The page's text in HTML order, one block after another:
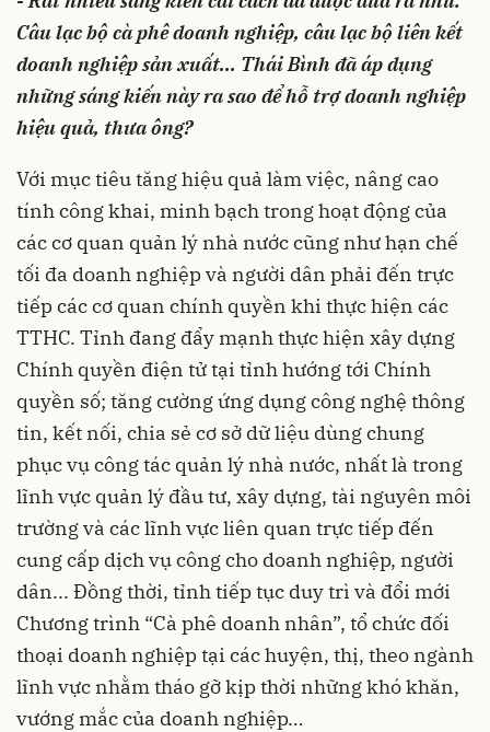
Câu lạc bộ cà phê doanh nghiệp, câu lạc bộ liên kết
doanh nghiệp sản xuất... Thái Bình đã áp dụng
những sáng kiến này ra sao để hỗ trợ doanh nghiệp
hiệu quả, thưa ông?
Với mục tiêu tăng hiệu quả làm việc, nâng cao
tính công khai, minh bạch trong hoạt động của
các cơ quan quản lý nhà nước cũng như hạn chế
tối đa doanh nghiệp và người dân phải đến trực
tiếp các cơ quan chính quyền khi thực hiện các
TTHC. Tỉnh đang đẩy mạnh thực hiện xây dựng
Chính quyền điện tử tại tỉnh hướng tới Chính
quyền số; tăng cường ứng dụng công nghệ thông
tin, kết nối, chia sẻ cơ sở dữ liệu dùng chung
phục vụ công tác quản lý nhà nước, nhất là trong
lĩnh vực quản lý đầu tư, xây dựng, tài nguyên môi
trường và các lĩnh vực liên quan trực tiếp đến
cung cấp dịch vụ công cho doanh nghiệp, người
dân... Đồng thời, tỉnh tiếp tục duy trì và đổi mới
Chương trình “Cà phê doanh nhân”, tổ chức đối
thoại doanh nghiệp tại các huyện, thị, theo ngành
lĩnh vực nhằm tháo gỡ kịp thời những khó khăn,
vướng mắc của doanh nghiệp…